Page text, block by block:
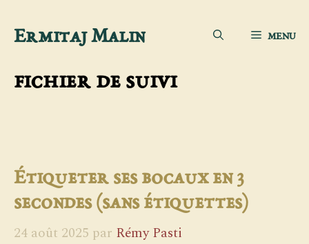
AllerErmitaj Malin MENU
fichier de suivi
Étiqueter ses bocaux en 3
secondes (sans étiquettes)
24 août 2025 par Rémy Pasti